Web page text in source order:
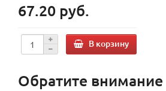
67.20 руб.
В корзину
Обратите внимание